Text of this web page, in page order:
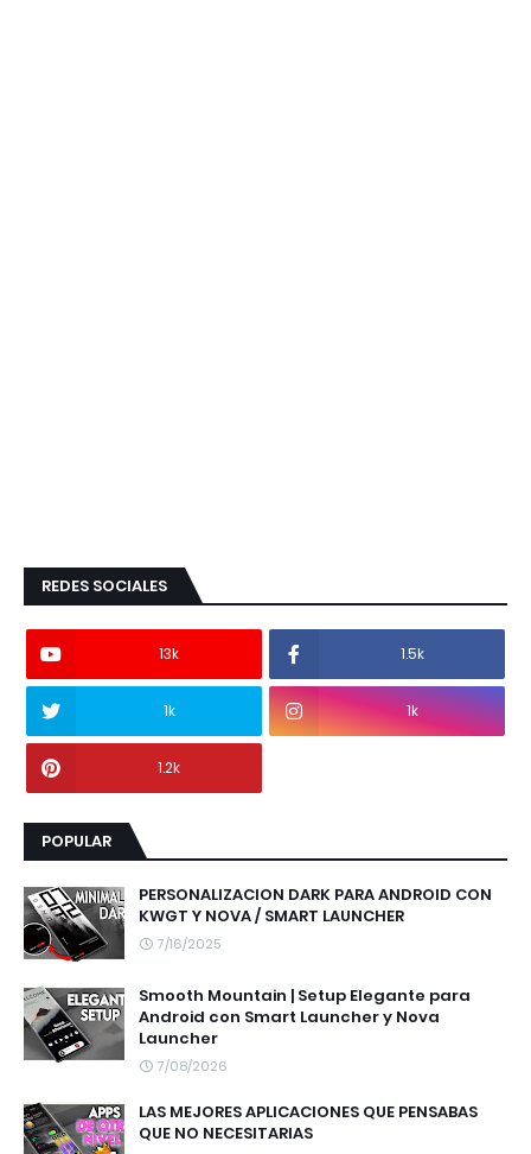
REDES SOCIALES
13k 1.5k
1k 1k
1.2k
POPULAR
PERSONALIZACION DARK PARA ANDROID CON
KWGT Y NOVA / SMART LAUNCHER
7/16/2025
Smooth Mountain | Setup Elegante para
Android con Smart Launcher y Nova
Launcher
7/08/2026
LAS MEJORES APLICACIONES QUE PENSABAS
QUE NO NECESITARIAS